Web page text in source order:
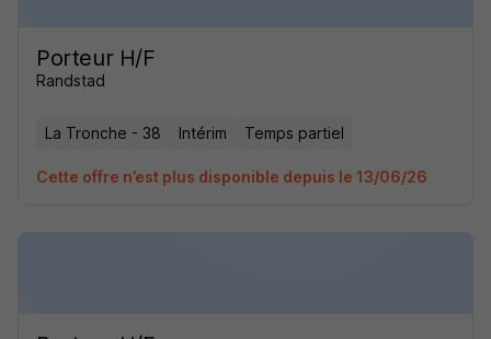
Porteur H/F
Randstad
La Tronche - 38 Intérim Temps partiel
Cette offre n’est plus disponible depuis le 13/06/26